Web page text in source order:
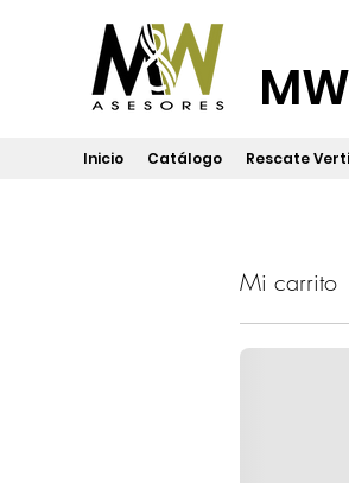
Inicio Catálogo Rescate
Mi carrito